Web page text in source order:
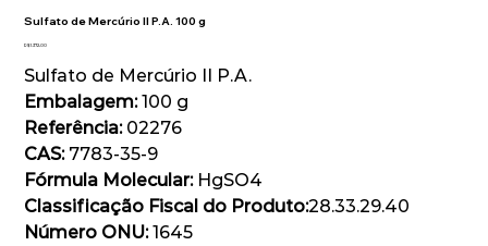
Sulfato de Mercúrio II P.A. 100 g
Preço
R$ 1.372,00
Sulfato de Mercúrio II P.A.
Embalagem:100 g
Referência:02276
CAS:7783-35-9
Fórmula Molecular:HgSO4
Classificação Fiscal do Produto:28.33.29.40
Número ONU:1645